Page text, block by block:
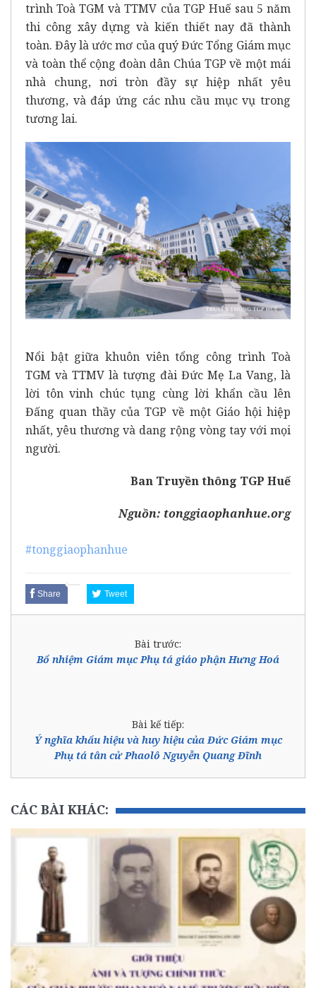
trình Toà TGM và TTMV của TGP Huế sau 5 năm
thi công xây dựng và kiến thiết nay đã thành
toàn. Đây là ước mơ của quý Đức Tổng Giám mục
và toàn thể cộng đoàn dân Chúa TGP về một mái
nhà chung, nơi tròn đầy sự hiệp nhất yêu
thương, và đáp ứng các nhu cầu mục vụ trong
tương lai.
Nổi bật giữa khuôn viên tổng công trình Toà
TGM và TTMV là tượng đài Đức Mẹ La Vang, là
lời tôn vinh chúc tụng cùng lời khẩn cầu lên
Đấng quan thầy của TGP về một Giáo hội hiệp
nhất, yêu thương và dang rộng vòng tay với mọi
người.
Ban Truyền thông TGP Huế
Nguồn: tonggiaophanhue.org
#tonggiaophanhue
Share Tweet
Bài trước:
Bổ nhiệm Giám mục Phụ tá giáo phận Hưng Hoá
Bài kế tiếp:
Ý nghĩa khẩu hiệu và huy hiệu của Đức Giám mục
Phụ tá tân cử Phaolô Nguyễn Quang Đĩnh
CÁC BÀI KHÁC: